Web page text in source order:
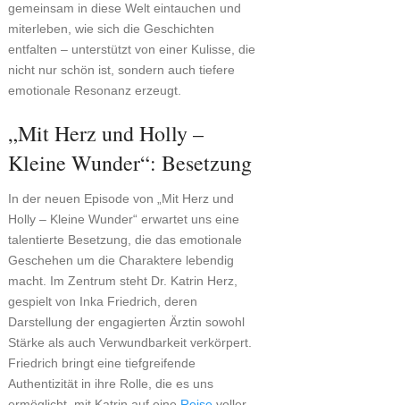
gemeinsam in diese Welt eintauchen und
miterleben, wie sich die Geschichten
entfalten – unterstützt von einer Kulisse, die
nicht nur schön ist, sondern auch tiefere
emotionale Resonanz erzeugt.
„Mit Herz und Holly –
Kleine Wunder“: Besetzung
In der neuen Episode von „Mit Herz und
Holly – Kleine Wunder“ erwartet uns eine
talentierte Besetzung, die das emotionale
Geschehen um die Charaktere lebendig
macht. Im Zentrum steht Dr. Katrin Herz,
gespielt von Inka Friedrich, deren
Darstellung der engagierten Ärztin sowohl
Stärke als auch Verwundbarkeit verkörpert.
Friedrich bringt eine tiefgreifende
Authentizität in ihre Rolle, die es uns